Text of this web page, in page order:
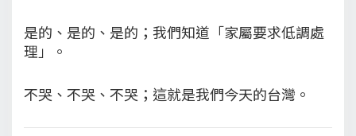
是的、是的、是的；我們知道「家屬要求低調處
理」。
不哭、不哭、不哭；這就是我們今天的台灣。